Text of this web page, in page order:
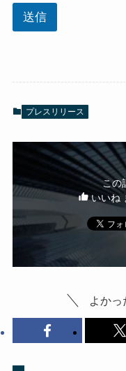
送信
プレスリリース
この
いいね
よかっ